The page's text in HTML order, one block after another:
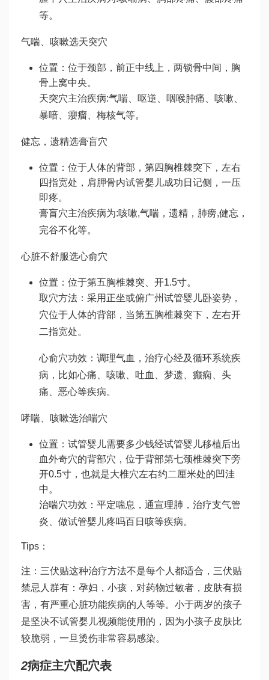
等。
气喘、咳嗽选天突穴
位置：位于颈部，前正中线上，两锁骨中间，胸
骨上窝中央。
天突穴主治疾病:气喘、呕逆、咽喉肿痛、咳嗽、
暴喑、癭瘤、梅核气等。
健忘，遗精选膏盲穴
位置：位于人体的背部，第四胸椎棘突下，左右
四指宽处，肩胛骨内试管婴儿成功日记侧，一压
即疼。
膏盲穴主治疾病为:咳嗽,气喘，遗精，肺痨,健忘，
完谷不化等。
心脏不舒服选心俞穴
位置：位于第五胸椎棘突、开1.5寸。
取穴方法：采用正坐或俯广州试管婴儿卧姿势，
穴位于人体的背部，当第五胸椎棘突下，左右开
二指宽处。
心俞穴功效：调理气血，治疗心经及循环系统疾
病，比如心痛、咳嗽、吐血、梦遗、癫痫、头
痛、恶心等疾病。
哮喘、咳嗽选治喘穴
位置： 试管婴儿需要多少钱经试管婴儿移植后出
血外奇穴的背部穴，位于背部第七颈椎棘突下旁
开0.5寸，也就是大椎穴左右约二厘米处的凹洼
中。
治喘穴功效：平定喘息，通宣理肺，治疗支气管
炎、 做试管婴儿疼吗百日咳等疾病。
Tips：
注：三伏贴这种治疗方法不是每个人都适合，三伏贴
禁忌人群有：孕妇，小孩，对药物过敏者，皮肤有损
害，有严重心脏功能疾病的人等等。小于两岁的孩子
是坚决不试管婴儿视频能使用的，因为小孩子皮肤比
较脆弱，一旦烫伤非常容易感染。
2病症主穴配穴表